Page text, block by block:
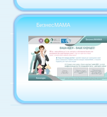
БизнесМАМА